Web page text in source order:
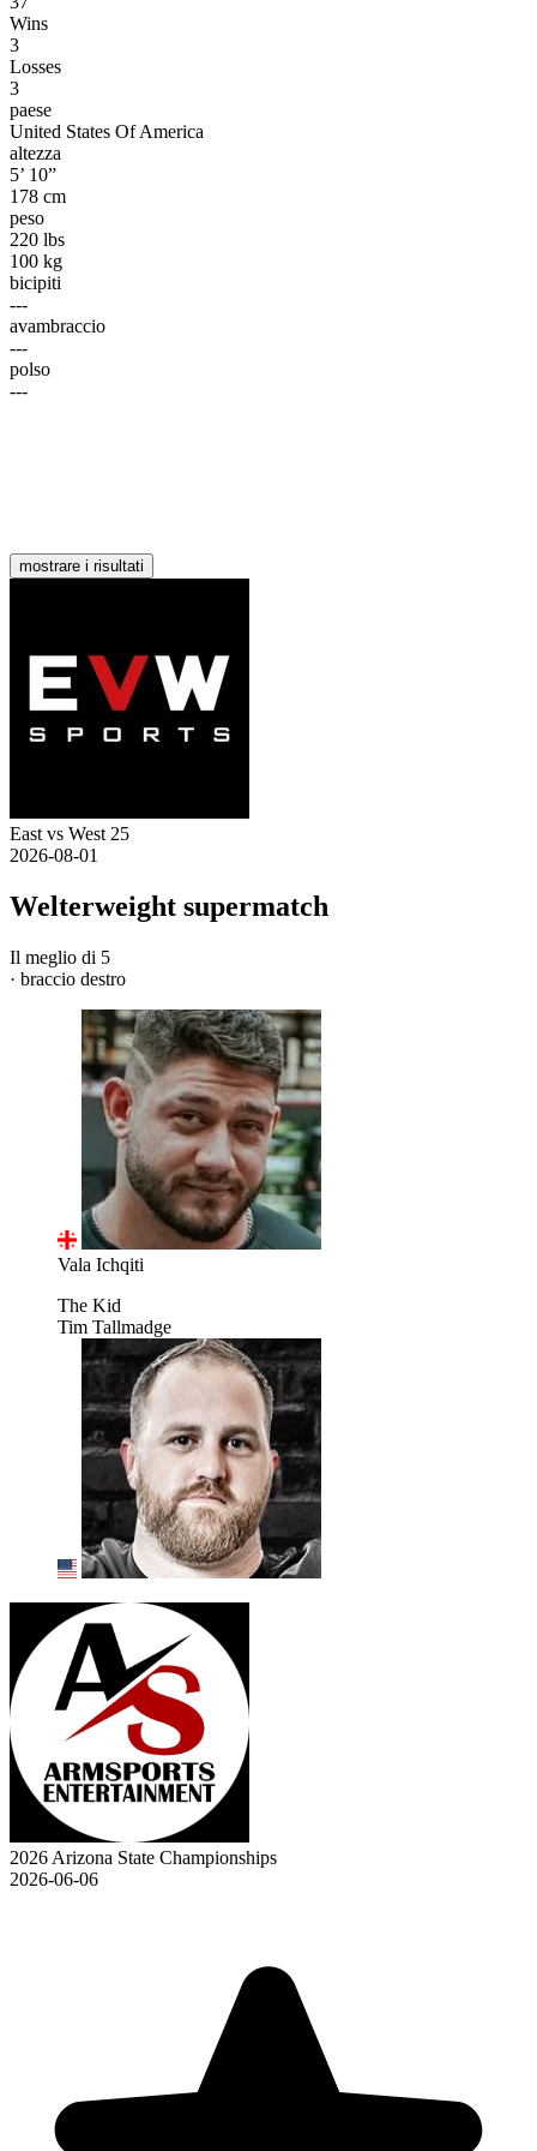
Wins
3
Losses
3
paese
United States Of America
altezza
5’ 10”
178 cm
peso
220 lbs
100 kg
bicipiti
---
avambraccio
---
polso
---
mostrare i risultati
East vs West 25
2026-08-01
Welterweight supermatch
Il meglio di 5
· braccio destro
Vala Ichqiti
The Kid
Tim Tallmadge
2026 Arizona State Championships
2026-06-06